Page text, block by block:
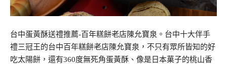
台中蛋黃酥送禮推薦-百年糕餅老店陳允寶泉。台中十大伴手
禮三冠王的台中百年糕餅老店陳允寶泉，不只有眾所皆知的好
吃太陽餅，還有360度無死角蛋黃酥、像是日本菓子的桃山香